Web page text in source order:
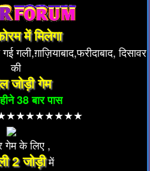
में मिलेगा
गली,ग़ाज़ियाबाद,फरीदाबाद, दिसावर
की
जोड़ी गेम
38 बार पास
गेम के लिए ,
2 जोड़ीमें